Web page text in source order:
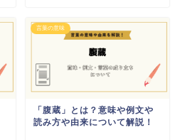
言葉の意味
「腹蔵」とは？意味や例文や
読み方や由来について解説！